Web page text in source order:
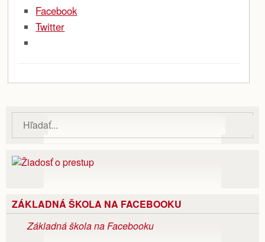
Facebook
Twitter
ZÁKLADNÁ ŠKOLA NA FACEBOOKU
Základná škola na Facebooku